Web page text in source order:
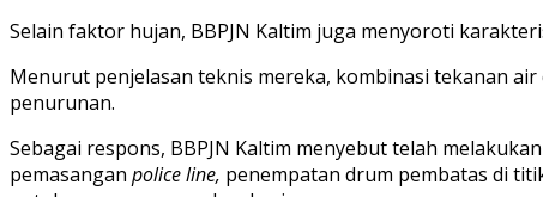
Selain faktor hujan, BBPJN Kaltim juga menyoroti
Menurut penjelasan teknis mereka, kombinasi tekanan
penurunan.
Sebagai respons, BBPJN Kaltim menyebut telah
pemasangan police line, penempatan drum pembatas di